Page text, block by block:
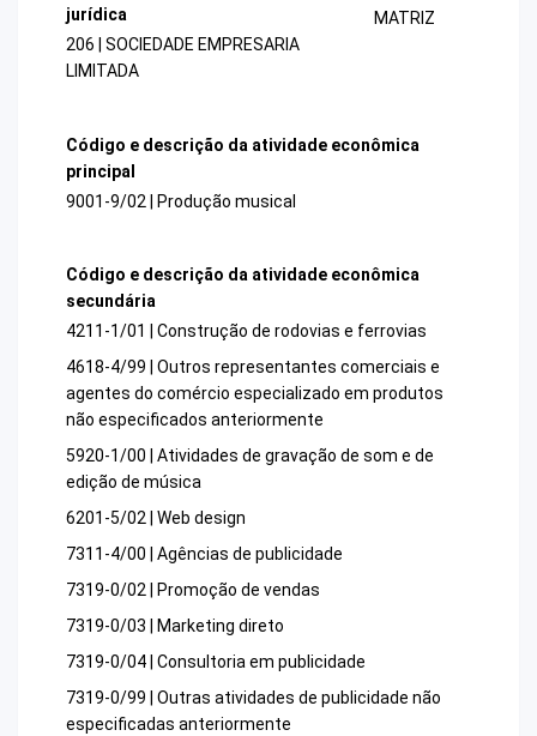
jurídica
206 | SOCIEDADE EMPRESARIA
LIMITADA
MATRIZ
Código e descrição da atividade econômica
principal
9001-9/02 | Produção musical
Código e descrição da atividade econômica
secundária
4211-1/01 | Construção de rodovias e ferrovias
4618-4/99 | Outros representantes comerciais e
agentes do comércio especializado em produtos
não especificados anteriormente
5920-1/00 | Atividades de gravação de som e de
edição de música
6201-5/02 | Web design
7311-4/00 | Agências de publicidade
7319-0/02 | Promoção de vendas
7319-0/03 | Marketing direto
7319-0/04 | Consultoria em publicidade
7319-0/99 | Outras atividades de publicidade não
especificadas anteriormente